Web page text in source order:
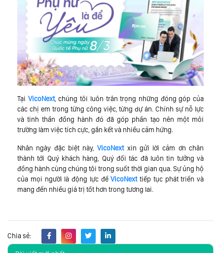
Tại VicoNext, chúng tôi luôn trân trọng những đóng góp của
các chị em trong từng công việc, từng dự án. Chính sự nỗ lực
và tinh thần đồng hành đó đã góp phần tạo nên một môi
trường làm việc tích cực, gắn kết và nhiều cảm hứng.
Nhân ngày đặc biệt này,VicoNextxin gửi lời cảm ơn chân
thành tới Quý khách hàng, Quý đối tác đã luôn tin tưởng và
đồng hành cùng chúng tôi trong suốt thời gian qua. Sự ủng hộ
của mọi người là động lực đểVicoNexttiếp tục phát triển và
mang đến nhiều giá trị tốt hơn trong tương lai.
Chia sẻ: